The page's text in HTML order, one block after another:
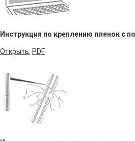
Инструкция по креплению пленок с
Открыть, PDF